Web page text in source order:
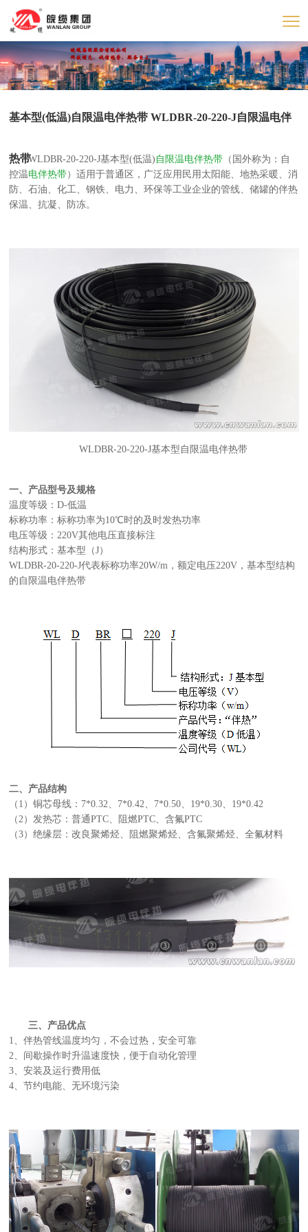
基本型(低温)自限温电伴热带 WLDBR-20-220-J自限温电伴
热带WLDBR-20-220-J基本型(低温) 自限温电伴热带 （国外称为：自
控温电伴热带）适用于普通区，广泛应用民用太阳能、地热采暖、消
防、石油、化工、钢铁、电力、环保等工业企业的管线、储罐的伴热
保温、抗凝、防冻。
WLDBR-20-220-J基本型自限温电伴热带
一、产品型号及规格
温度等级：D-低温
标称功率：标称功率为10℃时的及时发热功率
电压等级：220V其他电压直接标注
结构形式：基本型（J）
WLDBR-20-220-J代表标称功率20W/m，额定电压220V，基本型结构
的自限温电伴热带
二、产品结构
（1）铜芯母线：7*0.32、7*0.42、7*0.50、19*0.30、19*0.42
（2）发热芯：普通PTC、阻燃PTC、含氟PTC
（3）绝缘层：改良聚烯烃、阻燃聚烯烃、含氟聚烯烃、全氟材料
三、产品优点
1、伴热管线温度均匀，不会过热，安全可靠
2、间歇操作时升温速度快，便于自动化管理
3、安装及运行费用低
4、节约电能、无环境污染